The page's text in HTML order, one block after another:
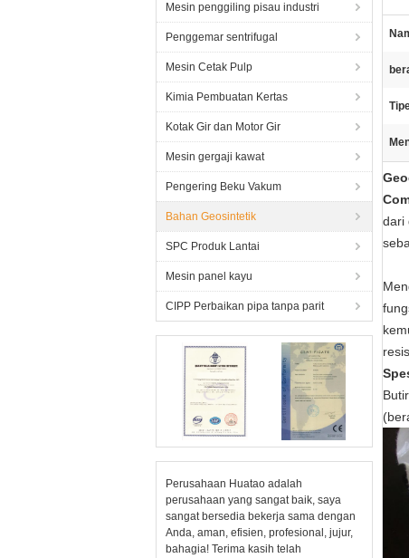
Mesin penggiling pisau industri
Penggemar sentrifugal
Mesin Cetak Pulp
Kimia Pembuatan Kertas
Kotak Gir dan Motor Gir
Mesin gergaji kawat
Pengering Beku Vakum
Bahan Geosintetik
SPC Produk Lantai
Mesin panel kayu
CIPP Perbaikan pipa tanpa parit
Perusahaan Huatao adalah
perusahaan yang sangat baik, saya
sangat bersedia bekerja sama dengan
Anda, aman, efisien, profesional, jujur,
bahagia! Terima kasih telah
dari